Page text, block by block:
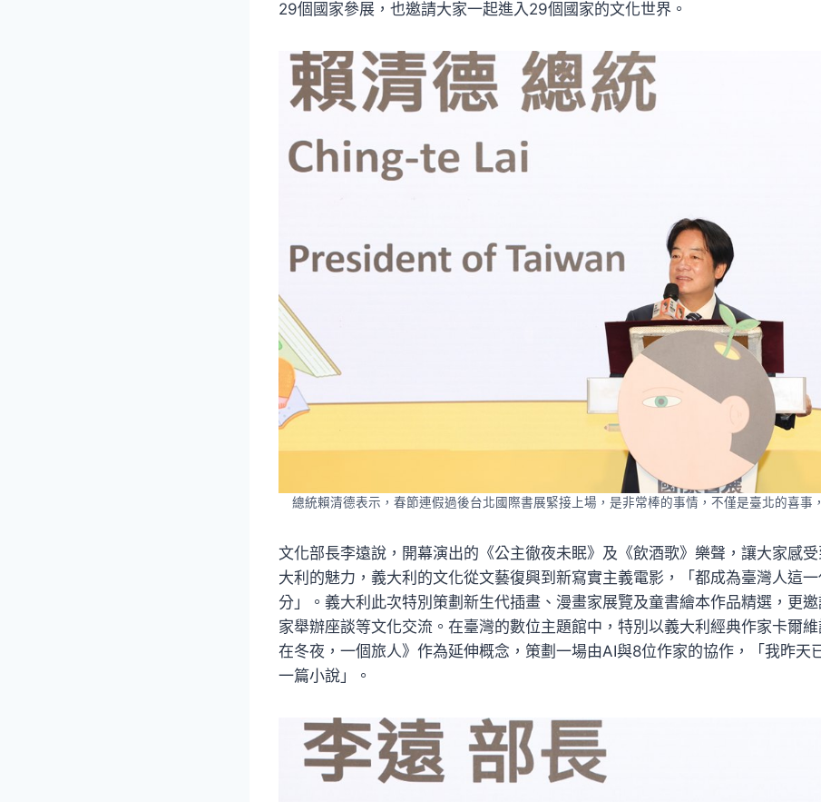
29個國家參展，也邀請大家一起進入29個國家的文化世界。
總統賴清德表示，春節連假過後台北國際書展緊接上場，是非常棒的事情，不僅是臺北的喜事
文化部長李遠說，開幕演出的《公主徹夜未眠》及《飲酒歌》樂聲，讓大家感
大利的魅力，義大利的文化從文藝復興到新寫實主義電影，「都成為臺灣人這
分」。義大利此次特別策劃新生代插畫、漫畫家展覽及童書繪本作品精選，更
家舉辦座談等文化交流。在臺灣的數位主題館中，特別以義大利經典作家卡爾
在冬夜，一個旅人》作為延伸概念，策劃一場由AI與8位作家的協作，「我昨天
一篇小說」。